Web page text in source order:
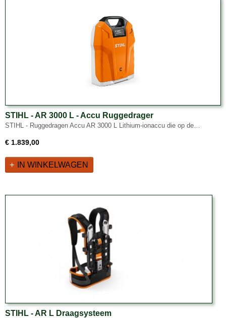
STIHL - AR 3000 L - Accu Ruggedrager
STIHL - Ruggedragen Accu AR 3000 L Lithium-ionaccu die op de…
€ 1.839,00
IN WINKELWAGEN
STIHL - AR L Draagsysteem